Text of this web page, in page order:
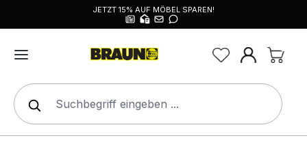
JETZT 15% AUF MÖBEL SPAREN!